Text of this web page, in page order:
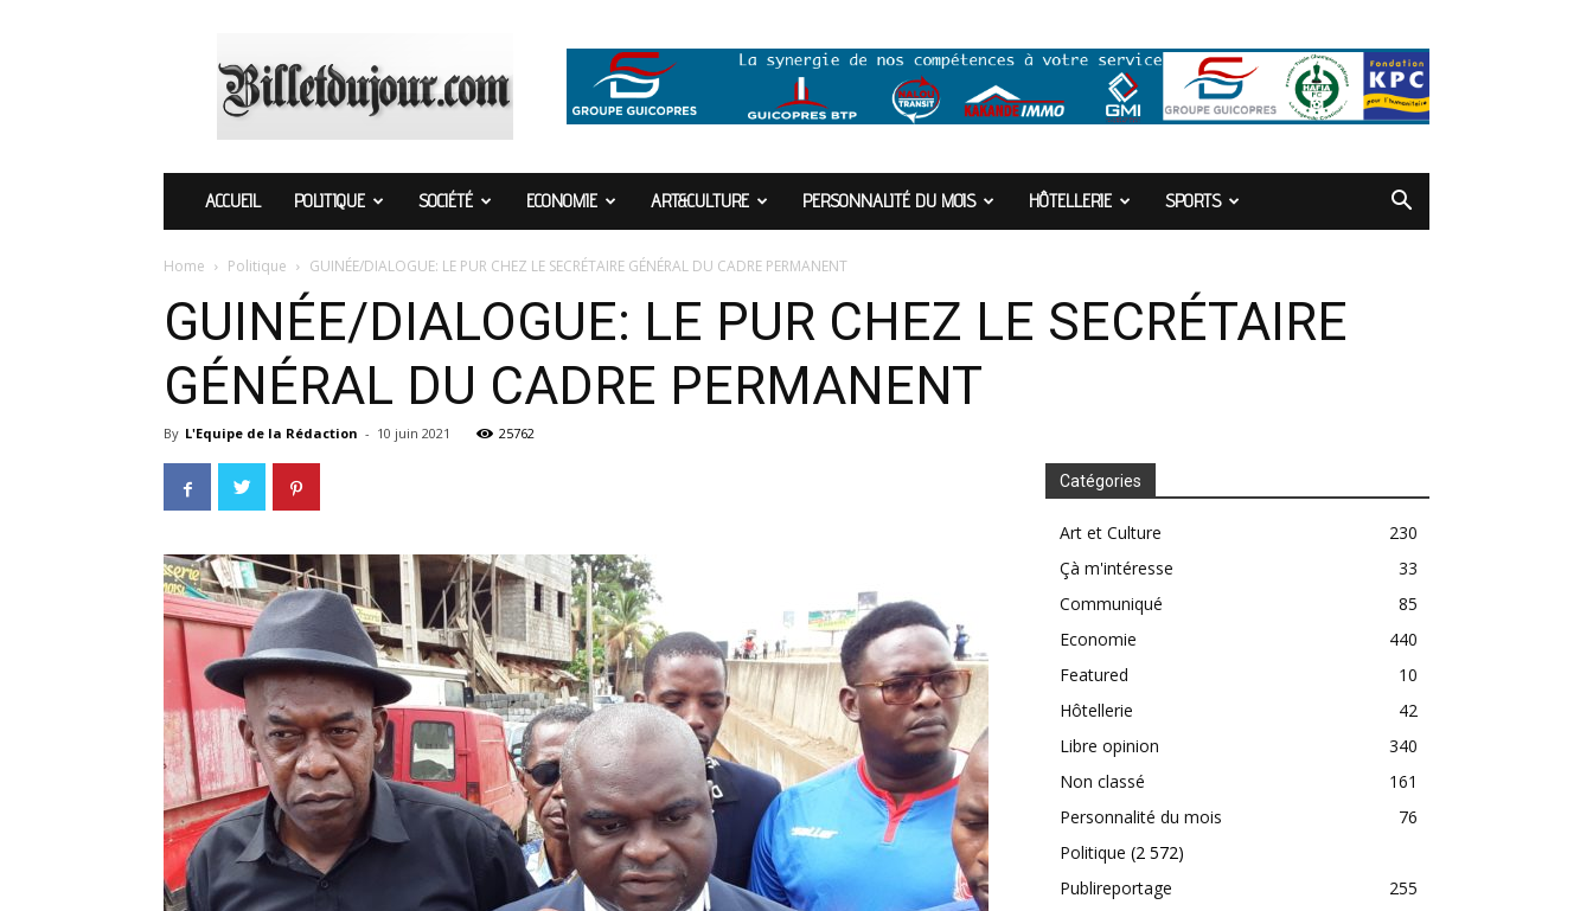
ACCUEIL POLITIQUE SOCIÉTÉ ECONOMIE ART&CULTURE PERSONNALITÉ DU MOIS HÔTELLERIE SPORTS
Home Politique GUINÉE/DIALOGUE: LE PUR CHEZ LE SECRÉTAIRE GÉNÉRAL DU CADRE PERMANENT
GUINÉE/DIALOGUE: LE PUR CHEZ LE SECRÉTAIRE
GÉNÉRAL DU CADRE PERMANENT
By L'Equipe de la Rédaction - 10 juin 2021 25762
Catégories
Art et Culture
230
Çà m'intéresse
33
Communiqué
85
Economie
440
Featured
10
Hôtellerie
42
Libre opinion
340
Non classé
161
Personnalité du mois
76
Politique (2 572)
Publireportage
255